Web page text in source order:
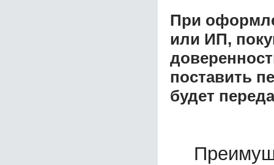
При
или ИП,
поставить
будет